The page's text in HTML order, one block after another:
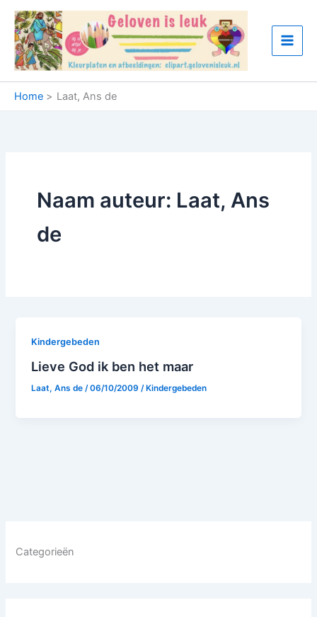
naar
inhoud
Home Laat, Ans de
Categorieën
Naam auteur: Laat, Ans
de
Kindergebeden
Lieve God ik ben het maar
Laat, Ans de /06/10/2009 /Kindergebeden